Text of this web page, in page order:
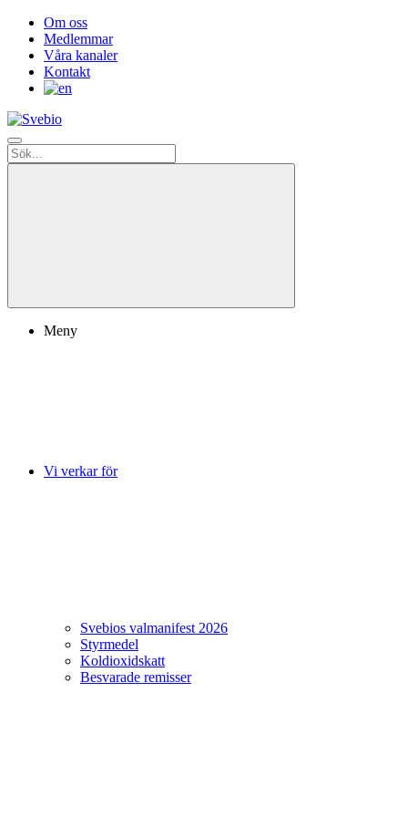
Om oss
Medlemmar
Våra kanaler
Kontakt
Meny
Vi verkar för
Svebios valmanifest 2026
Styrmedel
Koldioxidskatt
Besvarade remisser